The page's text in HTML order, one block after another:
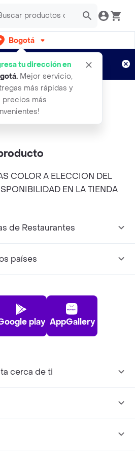
Bogotá
tu dirección en
. Mejor servicio,
más rápidas y
precios más
por semanas
Aplican TyC
COLOR A ELECCION DEL
EN LA TIENDA
de Restaurantes
países
play AppGallery
cerca de ti